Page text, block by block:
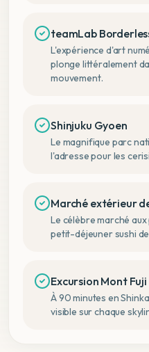
teamLab
L'expérience d'art
plonge littéralement
mouvement.
Shinjuku Gyoen
Le magnifique parc
l'adresse pour les
Marché extérieur
Le célèbre marché
petit-déjeuner sushi
Excursion Mont Fuji
À 90 minutes en
visible sur chaque